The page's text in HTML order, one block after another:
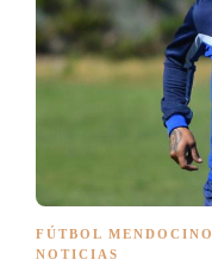
FÚTBOL MENDOCINO
NOTICIAS